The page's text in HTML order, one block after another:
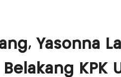
Yasonna
KPK